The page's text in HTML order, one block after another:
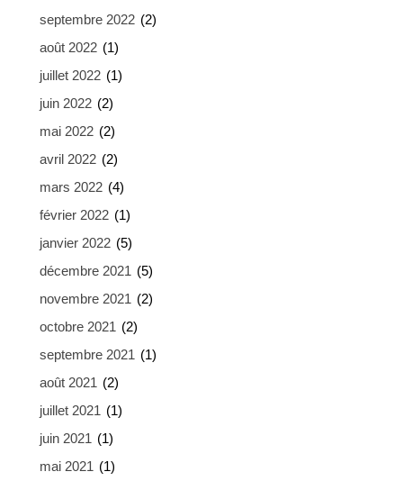
septembre 2022 (2)
août 2022 (1)
juillet 2022 (1)
juin 2022 (2)
mai 2022 (2)
avril 2022 (2)
mars 2022 (4)
février 2022 (1)
janvier 2022 (5)
décembre 2021 (5)
novembre 2021 (2)
octobre 2021 (2)
septembre 2021 (1)
août 2021 (2)
juillet 2021 (1)
juin 2021 (1)
mai 2021 (1)